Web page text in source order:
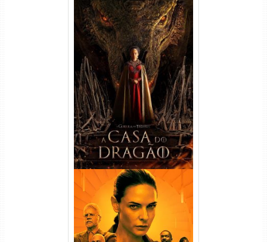
A Casa do Dragão 1ª
Temporada Torrent (2022)
WEB-DL 720p/1080p Dual
Áudio